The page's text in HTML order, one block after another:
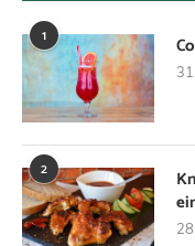
1
2